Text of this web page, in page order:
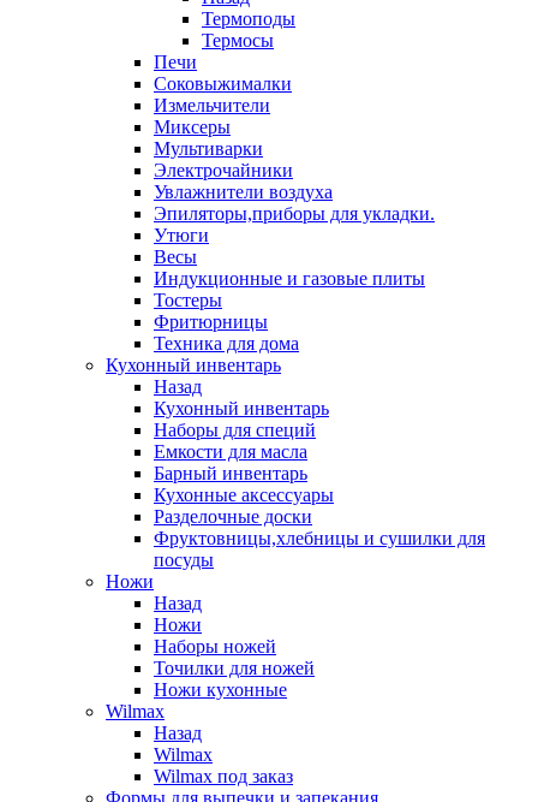
Термоподы
Термосы
Печи
Соковыжималки
Измельчители
Миксеры
Мультиварки
Электрочайники
Увлажнители воздуха
Эпиляторы,приборы для укладки.
Утюги
Весы
Индукционные и газовые плиты
Тостеры
Фритюрницы
Техника для дома
Кухонный инвентарь
Назад
Кухонный инвентарь
Наборы для специй
Емкости для масла
Барный инвентарь
Кухонные аксессуары
Разделочные доски
Фруктовницы,хлебницы и сушилки для
посуды
Ножи
Назад
Ножи
Наборы ножей
Точилки для ножей
Ножи кухонные
Wilmax
Назад
Wilmax
Wilmax под заказ
Формы для выпечки и запекания